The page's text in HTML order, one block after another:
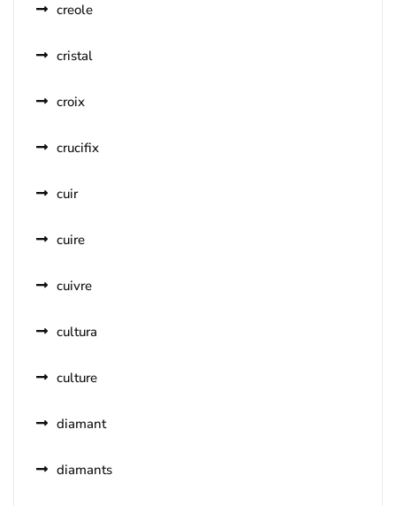
creole
cristal
croix
crucifix
cuir
cuire
cuivre
cultura
culture
diamant
diamants